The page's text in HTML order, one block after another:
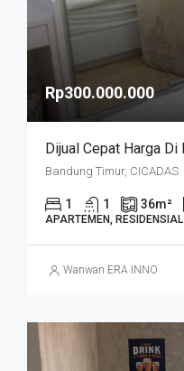
Rp300.000.000
Bandung Timur, CICADAS
1 1 36m²
APARTEMEN, RESIDENSIAL
Wanwan ERA INNO